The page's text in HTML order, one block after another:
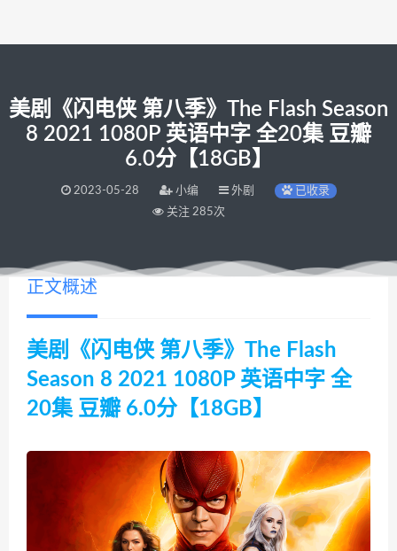
美剧《闪电侠 第八季》The Flash Season
8 2021 1080P 英语中字 全20集 豆瓣
6.0分【18GB】
2023-05-28 小编 外剧
已收录
关注 285次
正文概述
美剧《闪电侠 第八季》The Flash
Season 8 2021 1080P 英语中字 全
20集 豆瓣 6.0分【18GB】